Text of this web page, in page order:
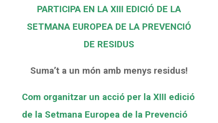
PARTICIPA EN LA XIII EDICIÓ DE LA
SETMANA EUROPEA DE LA PREVENCIÓ
DE RESIDUS
Suma’t a un món amb menys residus!
Com organitzar un acció per la XIII edició
de la Setmana Europea de la Prevenció
Els comptes clars
Memòria d'activitats
ACTUALITAT
Notícies
Butlletins
Els comptes clars
Memòria d'activitats
ACTUALITAT
Notícies
Butlletins